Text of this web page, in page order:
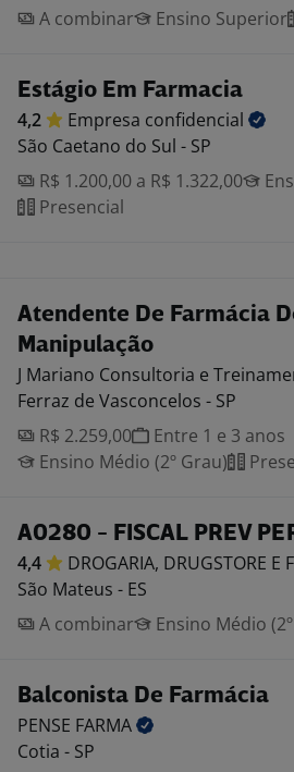
A combinar
Ensino Superior
Estágio Em Farmacia
4,2 Empresa confidencial
São Caetano do Sul - SP
R$ 1.200,00 a R$ 1.322,00
Presencial
Atendente De Farmácia
Manipulação
J Mariano Consultoria e
Ferraz de Vasconcelos - SP
R$ 2.259,00
Entre 1 e 3 anos
Ensino Médio (2º Grau)
A0280 - FISCAL PREV
4,4 DROGARIA, DRUGSTORE E
São Mateus - ES
A combinar
Ensino Médio
Balconista De Farmácia
PENSE FARMA
Cotia - SP